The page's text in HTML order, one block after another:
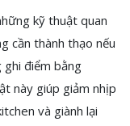
kỹ thuật quan
cần thành thạo nếu
ghi điểm bằng
này giúp giảm nhịp
và giành lại